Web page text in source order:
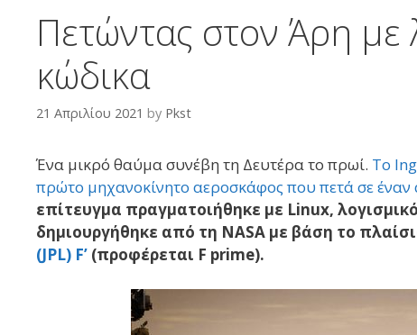
Πετώντας στον Άρη με
κώδικα
21 Απριλίου 2021 by Pkst
Ένα μικρό θαύμα συνέβη τη Δευτέρα το πρωί. Το
πρώτο μηχανοκίνητο αεροσκάφος που πετά σε έναν
επίτευγμα πραγματοιήθηκε με Linux,
δημιουργήθηκε από τη NASA με βάση το
(JPL) F’ (προφέρεται F prime).